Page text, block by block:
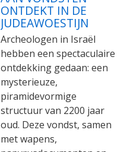
ONTDEKT IN DE
JUDEAWOESTIJN
Archeologen in Israël
hebben een spectaculaire
ontdekking gedaan: een
mysterieuze,
piramidevormige
structuur van 2200 jaar
oud. Deze vondst, samen
met wapens,